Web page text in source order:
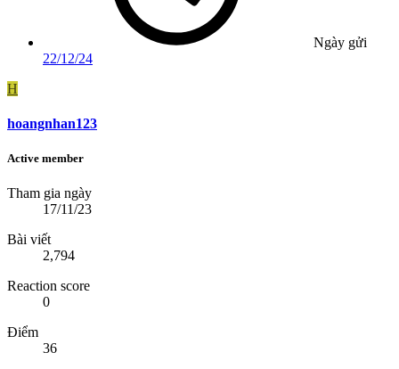
Ngày gửi
22/12/24
H
hoangnhan123
Active member
Tham gia ngày
17/11/23
Bài viết
2,794
Reaction score
0
Điểm
36